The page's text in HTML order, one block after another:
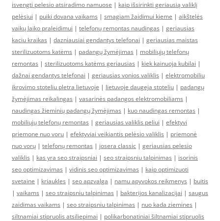
isvengti pelesio atsiradimo namuose | kaip išsirinkti geriausią valiklį
pelėsiui | puiki dovana vaikams | smagiam žaidimui kieme | aikštelės
vaikų laiko praleidimui | telefonų remontas naudingas | geriausias
kaciu kraikas | dazniausiai gendantys telefonai | geriausias maistas
sterilizuotoms katėms | padangų žymėjimas | mobiliųjų telefonų
remontas | sterilizuotoms katėms geriausias | kiek kainuoja kubilai |
dažnai gendantys telefonai | geriausias vonios valiklis | elektromobiliu
ikrovimo stoteliu pletra lietuvoje | lietuvoje daugeja stoteliu | padangų
žymėjimas reikalingas | vasarinės padangos elektromobiliams |
naudingas žieminių padangų žymėjimas | kuo naudingas remontas |
mobiliųjų telefonų remontas | geriausias valiklis peliui | efektyvi
priemone nuo voru | efektyviai veikiantis pelėsio valiklis | priemonė
nuo vorų | telefonų remontas | josera classic | geriausias pelesio
valiklis | kas yra seo straipsniai | seo straipsniu talpinimas | isorinis
seo optimizavimas | vidinis seo optimizavimas | kaip optimizuoti
svetaine | kriaukles | seo apzvalga | namu apyvokos reikmenys | buitis
| vaikams | seo straipsniu talpinimas | bakterijos kanalizacijai | saugus
zaidimas vaikams | seo straipsniu talpinimas | nuo kada ziemines |
siltnamiai stipruolis atsiliepimai | polikarbonatiniai šiltnamiai stipruolis